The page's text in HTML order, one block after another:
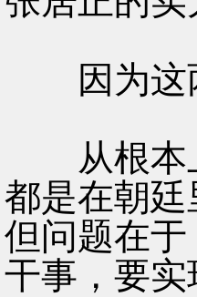
因为这
从根本上
都是在朝
但问题在
干事，要